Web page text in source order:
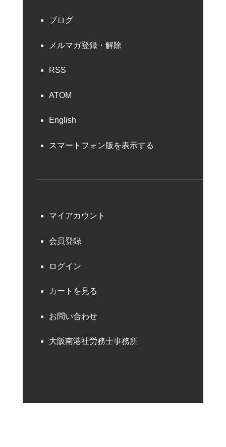
ブログ
メルマガ登録・解除
RSS
ATOM
English
スマートフォン版を表示する
マイアカウント
会員登録
ログイン
カートを見る
お問い合わせ
大阪南港社労務士事務所